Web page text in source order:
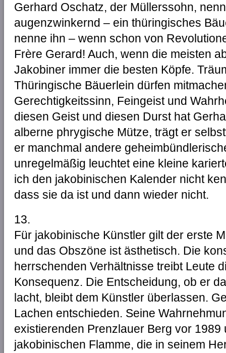
Gerhard Oschatz, der Müllerssohn,
augenzwinkernd – ein thüringisches
nenne ihn – wenn schon von
Frère Gerard! Auch, wenn die meisten
Jakobiner immer die besten Köpfe.
Thüringische Bäuerlein dürfen
Gerechtigkeitssinn, Feingeist und
diesen Geist und diesen Durst hat
alberne phrygische Mütze, trägt er
er manchmal andere
unregelmäßig leuchtet eine kleine
ich den jakobinischen Kalender nicht
dass sie da ist und dann wieder nicht.
13.
Für jakobinische Künstler gilt der erste
und das Obszöne ist ästhetisch. Die
herrschenden Verhältnisse treibt Leute
Konsequenz. Die Entscheidung, ob er
lacht, bleibt dem Künstler überlassen.
Lachen entschieden. Seine
existierenden Prenzlauer Berg vor
jakobinischen Flamme, die in seinem